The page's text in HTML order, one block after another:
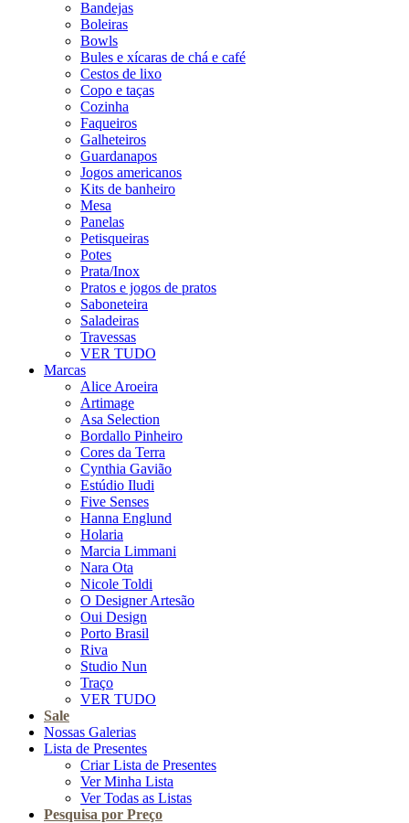
Bandejas
Boleiras
Bowls
Bules e xícaras de chá e café
Cestos de lixo
Copo e taças
Cozinha
Faqueiros
Galheteiros
Guardanapos
Jogos americanos
Kits de banheiro
Mesa
Panelas
Petisqueiras
Potes
Prata/Inox
Pratos e jogos de pratos
Saboneteira
Saladeiras
Travessas
VER TUDO
Marcas
Alice Aroeira
Artimage
Asa Selection
Bordallo Pinheiro
Cores da Terra
Cynthia Gavião
Estúdio Iludi
Five Senses
Hanna Englund
Holaria
Marcia Limmani
Nara Ota
Nicole Toldi
O Designer Artesão
Oui Design
Porto Brasil
Riva
Studio Nun
Traço
VER TUDO
Sale
Nossas Galerias
Lista de Presentes
Criar Lista de Presentes
Ver Minha Lista
Ver Todas as Listas
Pesquisa por Preço